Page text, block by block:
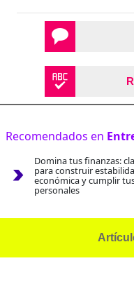
Recomendados en
Domina tus finanzas:
para construir
económica y cumplir
personales